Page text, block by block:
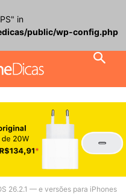
in
public/wp-config.php
26.2.1 — e versões para iPhones